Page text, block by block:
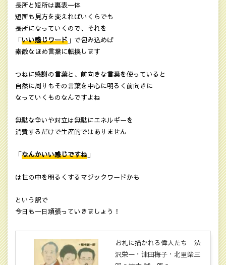
長所と短所は裏表一体
短所も見方を変えればいくらでも
長所になっていくので、それを
「いい感じワード 」で包み込めば
素敵なほめ言葉に転換します
つねに感謝の言葉と、前向きな言葉を使っていると
自然に周りもその言葉を中心に明るく前向きに
なっていくものなんですよね
無駄な争いや対立は無駄にエネルギーを
消費するだけで生産的ではありません
「なんかいい感じですね 」
は世の中を明るくするマジックワードかも
という訳で
今日も一日頑張っていきましょう！
お札に描かれる偉人たち 渋
沢栄一・津田梅子・北里柴三